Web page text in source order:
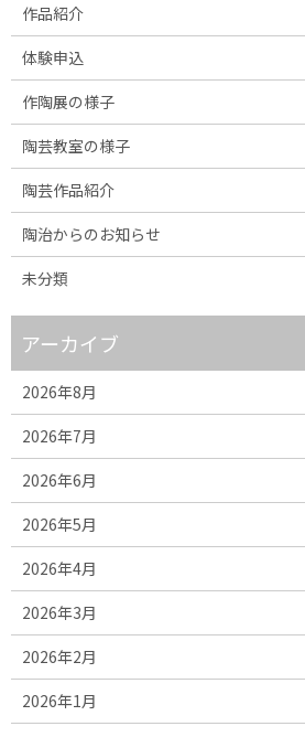
作品紹介
体験申込
作陶展の様子
陶芸教室の様子
陶芸作品紹介
陶治からのお知らせ
未分類
アーカイブ
2026年8月
2026年7月
2026年6月
2026年5月
2026年4月
2026年3月
2026年2月
2026年1月